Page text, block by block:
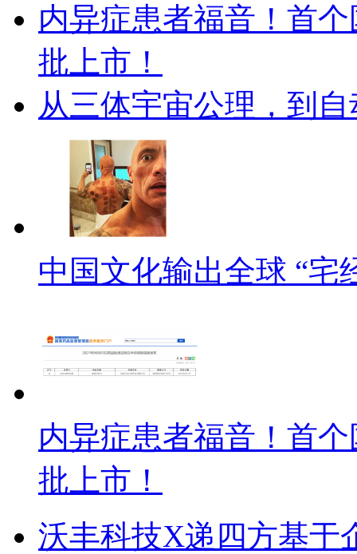
内异症患者福音！首
批上市！
从三体宇宙公理，到
中国文化输出全球 “宅
内异症患者福音！首
批上市！
沃丰科技X递四方基于